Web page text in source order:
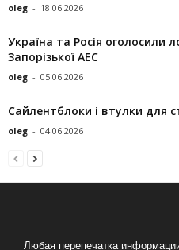
oleg - 18.06.2026
Україна та Росія оголосили
Запорізької АЕС
oleg - 05.06.2026
Сайлентблоки і втулки для
oleg - 04.06.2026
Любая перепечатка